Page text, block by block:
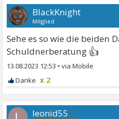
BlackKnight
Mitglied
Sehe es so wie die beiden
Schuldnerberatung 👍
13.08.2023 12:53 •
x 2
leonid55